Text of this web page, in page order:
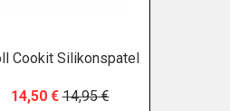
Cookit Silikonspatel
14,50 € 14,95 €